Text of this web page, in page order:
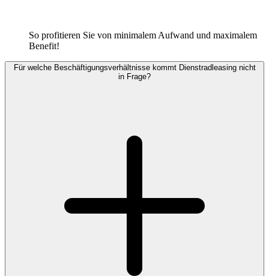
So profitieren Sie von minimalem Aufwand und maximalem
Benefit!
Für welche Beschäftigungsverhältnisse kommt Dienstradleasing nicht
in Frage?